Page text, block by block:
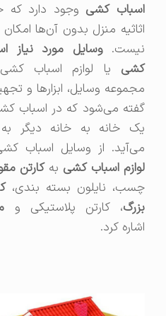
اسباب کشیوجود دارد که حمل
اثاثیه منزل بدون آن‌ها امکان پذیر
نیست.وسایل مورد نیاز اسباب
کشییا لوازم اسباب کشی به
مجموعه وسایل، ابزارها و تجهیزاتی
گفته می‌شود که در اسباب کشی از
یک خانه به خانه دیگر به کار
می‌آید. از وسایل اسباب کشی یا
لوازم اسباب کشیبهکارتن مقوایی،
چسب، نایلون بسته بندی،کیسه
بزرگ، کارتن پلاستیکی و
موزی
اشاره کرد.